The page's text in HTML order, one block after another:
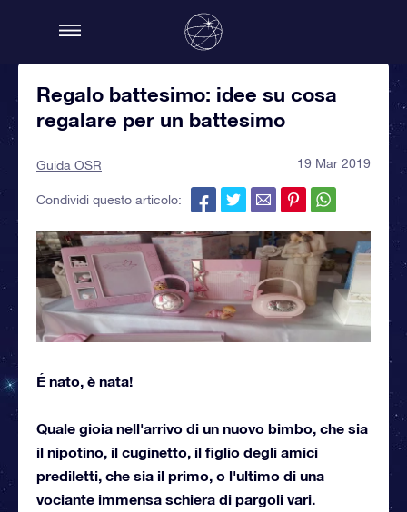
Regalo battesimo: idee su cosa
regalare per un battesimo
Guida OSR 19 Mar 2019
Condividi questo articolo:
É nato, è nata!
Quale gioia nell'arrivo di un nuovo bimbo, che sia
il nipotino, il cuginetto, il figlio degli amici
prediletti, che sia il primo, o l'ultimo di una
vociante immensa schiera di pargoli vari.